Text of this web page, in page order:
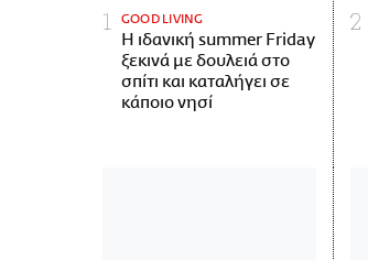
GOOD LIVING
Η ιδανική summer Friday
ξεκινά με δουλειά στο
σπίτι και καταλήγει σε
κάποιο νησί